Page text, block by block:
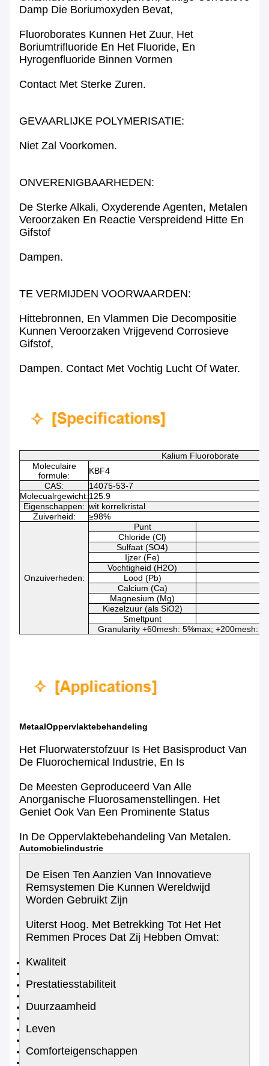
Damp Die Boriumoxyden Bevat,
Fluoroborates Kunnen Het Zuur, Het
Boriumtrifluoride En Het Fluoride, En
Hyrogenfluoride Binnen Vormen
Contact Met Sterke Zuren.
GEVAARLIJKE POLYMERISATIE:
Niet Zal Voorkomen.
ONVERENIGBAARHEDEN:
De Sterke Alkali, Oxyderende Agenten, Metalen
Veroorzaken En Reactie Verspreidend Hitte En
Gifstof
Dampen.
TE VERMIJDEN VOORWAARDEN:
Hittebronnen, En Vlammen Die Decompositie
Kunnen Veroorzaken Vrijgevend Corrosieve
Gifstof,
Dampen. Contact Met Vochtig Lucht Of Water.
Kalium Fluoroborate
Moleculaire
formule:
KBF4
CAS:
14075-53-7
Molecualrgewicht:125.9
Eigenschappen: wit korrelkristal
Zuiverheid:
≥98%
Onzuiverheden:
Punt
Chloride (Cl)
Sulfaat (SO4)
Ijzer (Fe)
Vochtigheid (H2O)
Lood (Pb)
Calcium (Ca)
Magnesium (Mg)
Kiezelzuur (als SiO2)
Smeltpunt
Granularity +60mesh: 5%max; +200mesh:
MetaalOppervlaktebehandeling
Het Fluorwaterstofzuur Is Het Basisproduct Van
De Fluorochemical Industrie, En Is
De Meesten Geproduceerd Van Alle
Anorganische Fluorosamenstellingen. Het
Geniet Ook Van Een Prominente Status
In De Oppervlaktebehandeling Van Metalen.
Automobielindustrie
De Eisen Ten Aanzien Van Innovatieve
Remsystemen Die Kunnen Wereldwijd
Worden Gebruikt Zijn
Uiterst Hoog. Met Betrekking Tot Het Het
Remmen Proces Dat Zij Hebben Omvat:
Kwaliteit
Prestatiesstabiliteit
Duurzaamheid
Leven
Comforteigenschappen